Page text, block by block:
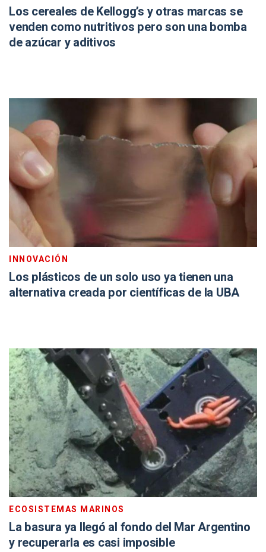
Los cereales de Kellogg’s y otras marcas se
venden como nutritivos pero son una bomba
de azúcar y aditivos
INNOVACIÓN
Los plásticos de un solo uso ya tienen una
alternativa creada por científicas de la UBA
ECOSISTEMAS MARINOS
La basura ya llegó al fondo del Mar Argentino
y recuperarla es casi imposible